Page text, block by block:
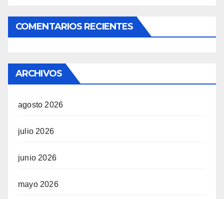
COMENTARIOS RECIENTES
ARCHIVOS
agosto 2026
julio 2026
junio 2026
mayo 2026